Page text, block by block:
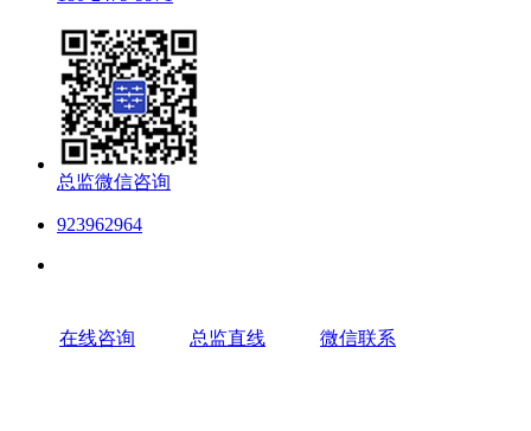
总监微信咨询
923962964
在线咨询 总监直线 微信联系